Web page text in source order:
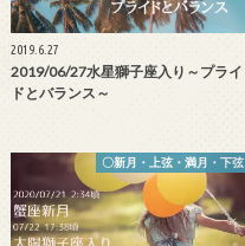
2019.6.27
2019/06/27水星獅子座入り～プライ
ドとバランス～
〇新月・上弦・満月・下弦